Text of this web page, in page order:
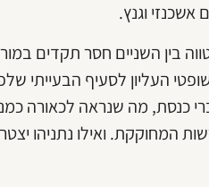
וגנץ.
בין השניים חסר תקדים
כנסת, מה שנראה לכאורה
המחוקקת. ואילו נתניהו